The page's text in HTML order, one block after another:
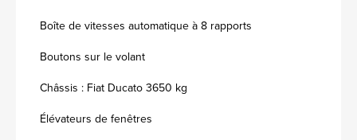
Boîte de vitesses automatique à 8 rapports
Boutons sur le volant
Châssis : Fiat Ducato 3650 kg
Élévateurs de fenêtres